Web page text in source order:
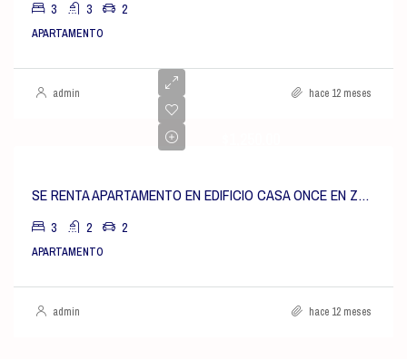
3 3 2
APARTAMENTO
admin hace 12 meses
SE RENTA APARTAMENTO EN EDIFICIO CASA ONCE EN ZONA 14, LAS AMÉRICAS
3 2 2
APARTAMENTO
admin hace 12 meses